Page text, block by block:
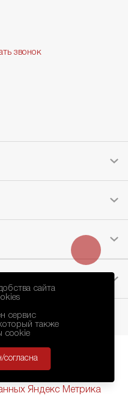
звонок
Яндекс Метрика
сайта
сервис
также
cookie
согласна